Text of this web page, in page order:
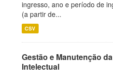
ingresso, ano e período de
(a partir de...
CSV
Gestão e Manutenção
Intelectual